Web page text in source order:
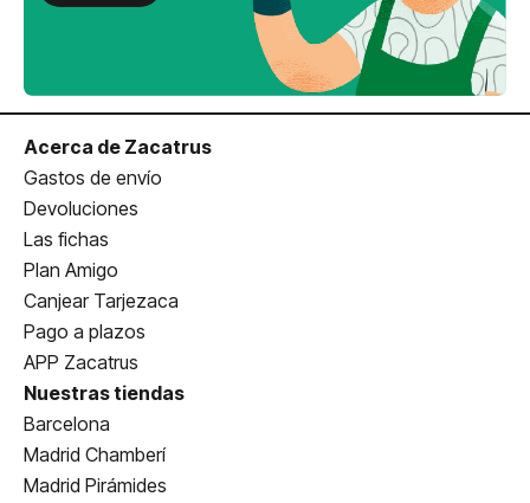
Acerca de Zacatrus
Gastos de envío
Devoluciones
Las fichas
Plan Amigo
Canjear Tarjezaca
Pago a plazos
APP Zacatrus
Nuestras tiendas
Barcelona
Madrid Chamberí
Madrid Pirámides